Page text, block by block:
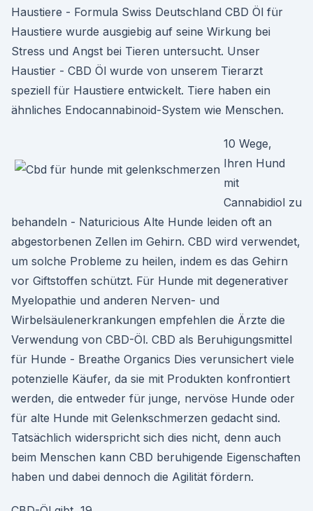
Haustiere - Formula Swiss Deutschland CBD Öl für
Haustiere wurde ausgiebig auf seine Wirkung bei
Stress und Angst bei Tieren untersucht. Unser
Haustier - CBD Öl wurde von unserem Tierarzt
speziell für Haustiere entwickelt. Tiere haben ein
ähnliches Endocannabinoid-System wie Menschen.
10 Wege,
Ihren Hund
mit
Cannabidiol zu
behandeln - Naturicious Alte Hunde leiden oft an
abgestorbenen Zellen im Gehirn. CBD wird verwendet,
um solche Probleme zu heilen, indem es das Gehirn
vor Giftstoffen schützt. Für Hunde mit degenerativer
Myelopathie und anderen Nerven- und
Wirbelsäulenerkrankungen empfehlen die Ärzte die
Verwendung von CBD-Öl. CBD als Beruhigungsmittel
für Hunde - Breathe Organics Dies verunsichert viele
potenzielle Käufer, da sie mit Produkten konfrontiert
werden, die entweder für junge, nervöse Hunde oder
für alte Hunde mit Gelenkschmerzen gedacht sind.
Tatsächlich widerspricht sich dies nicht, denn auch
beim Menschen kann CBD beruhigende Eigenschaften
haben und dabei dennoch die Agilität fördern.